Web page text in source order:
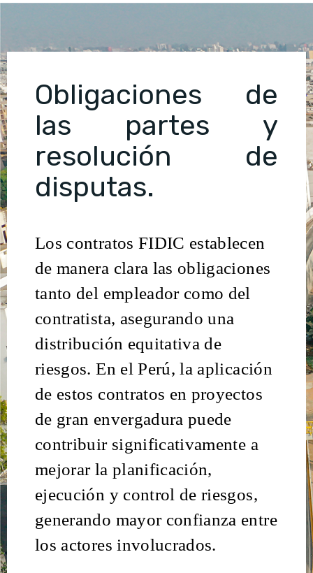
Obligaciones de
las partes y
resolución de
disputas.
Los contratos FIDIC establecen
de manera clara las obligaciones
tanto del empleador como del
contratista, asegurando una
distribución equitativa de
riesgos.En el Perú, la aplicación
de estos contratos en proyectos
de gran envergadura puede
contribuir significativamente a
mejorar la planificación,
ejecución y control de riesgos,
generando mayor confianza entre
los actores involucrados.